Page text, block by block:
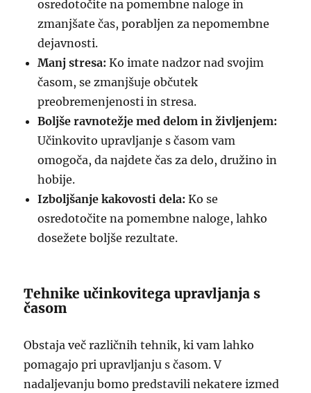
osredotočite na pomembne naloge in
zmanjšate čas, porabljen za nepomembne
dejavnosti.
Manj stresa: Ko imate nadzor nad svojim
časom, se zmanjšuje občutek
preobremenjenosti in stresa.
Boljše ravnotežje med delom in življenjem:
Učinkovito upravljanje s časom vam
omogoča, da najdete čas za delo, družino in
hobije.
Izboljšanje kakovosti dela: Ko se
osredotočite na pomembne naloge, lahko
dosežete boljše rezultate.
Tehnike učinkovitega upravljanja s
časom
Obstaja več različnih tehnik, ki vam lahko
pomagajo pri upravljanju s časom. V
nadaljevanju bomo predstavili nekatere izmed